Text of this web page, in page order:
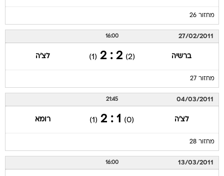
מחזור 26
27/02/2011
16:00
ברשיה (2)
2 : 2
(1) לצ'ה
מחזור 27
04/03/2011
21:45
לצ'ה (0)
1 : 2
(1) רומא
מחזור 28
13/03/2011
16:00